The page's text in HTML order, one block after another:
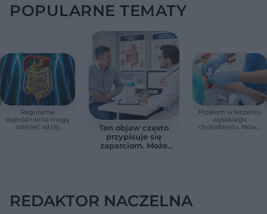
POPULARNE TEMATY
Regularne
wypróżnienia mogą
zależeć od tej
Ten objaw często
przypisuje się
zaparciom. Może
Przełom w leczeniu
wysokiego
cholesterolu. Nowa
REDAKTOR NACZELNA